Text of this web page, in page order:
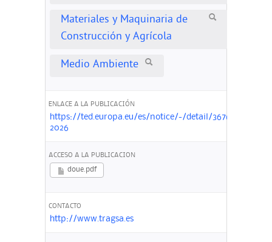
Materiales y Maquinaria de
Construcción y Agrícola
Medio Ambiente
ENLACE A LA PUBLICACIÓN
https://ted.europa.eu/es/notice/-/detail/367692-
2026
ACCESO A LA PUBLICACION
doue.pdf
CONTACTO
http://www.tragsa.es